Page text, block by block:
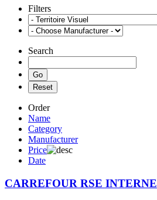
Filters
Search
Order
Name
Category
Manufacturer
Price
Date
CARREFOUR RSE INTERNE